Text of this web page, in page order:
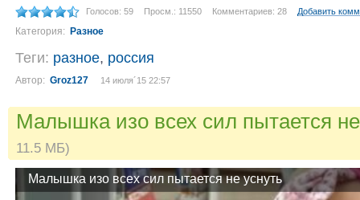
Голосов: 59 Просм.: 11550 Комментариев: 28 Добавить
Категория: Разное
Теги: разное, россия
Автор: Groz127 14 июля´15 22:57
Малышка изо всех сил пытается
11.5 МБ)
Малышка изо всех сил пытается не уснуть